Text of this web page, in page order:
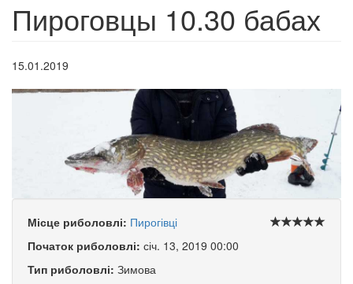
Пироговцы 10.30 бабах
15.01.2019
Місце риболовлі: Пирогівці
Початок риболовлі: січ. 13, 2019 00:00
Тип риболовлі: Зимова